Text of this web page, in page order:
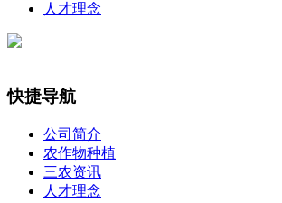
人才理念
快捷导航
公司简介
农作物种植
三农资讯
人才理念